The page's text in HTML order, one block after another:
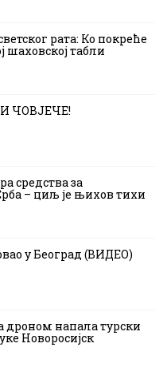
рата: Ко покреће
шаховској табли
ЧОВЈЕЧЕ!
средства за
– циљ је њихов тихи
у Београд (ВИДЕО)
дроном напала турски
Новоросијск